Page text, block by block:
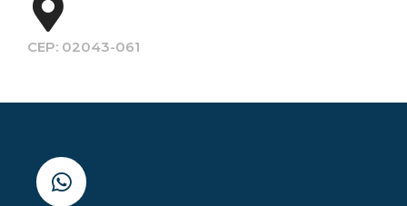
CEP: 02043-061